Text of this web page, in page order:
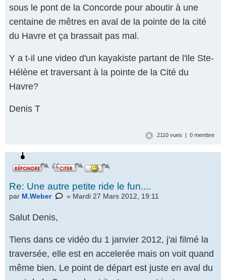
sous le pont de la Concorde pour aboutir à une
centaine de mêtres en aval de la pointe de la cité
du Havre et ça brassait pas mal.
Y a t-il une video d'un kayakiste partant de l'ile Ste-
Hélène et traversant à la pointe de la Cité du
Havre?
Denis T
2110 vues | 0 membre
Re: Une autre petite ride le fun....
par M.Weber » Mardi 27 Mars 2012, 19:11
Salut Denis,
Tiens dans ce vidéo du 1 janvier 2012, j'ai filmé la
traversée, elle est en accelerée mais on voit quand
même bien. Le point de départ est juste en aval du